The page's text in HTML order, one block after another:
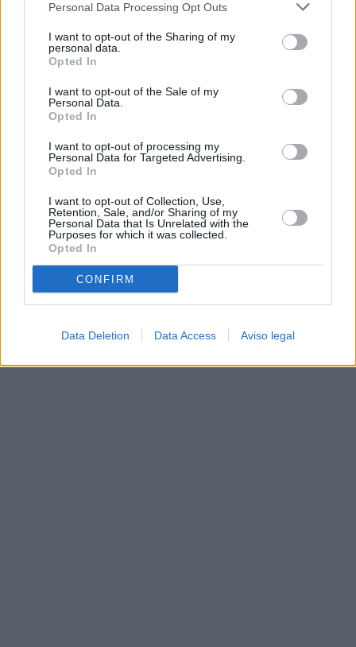
negar su consentimiento. Tenga en cuenta que algún
de su consentimiento, pero usted tiene el derecho de
rechazar tal procesamiento. Sus preferencias se aplicarán
cualquier momento entrando de nuevo en este sitio web o
visitando nuestra política de privacidad.
Personal Data Processing Opt Outs
I want to opt-out of the Sharing of my
personal data.
Opted In
I want to opt-out of the Sale of my
Personal Data.
Opted In
I want to opt-out of processing my
Personal Data for Targeted Advertising.
Opted In
I want to opt-out of Collection, Use,
Retention, Sale, and/or Sharing of my
Personal Data that Is Unrelated with the
Purposes for which it was collected.
Opted In
CONFIRM
Data Deletion Data Access Aviso legal